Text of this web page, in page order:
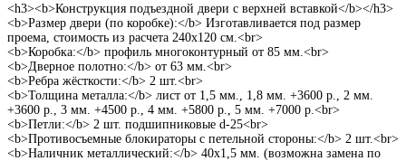
<h3><b>Конструкция подъездной двери с верхней вставкой</b></h3>
<b>Размер двери (по коробке):</b> Изготавливается под размер
проема, стоимость из расчета 240х120 см.<br>
<b>Коробка:</b> профиль многоконтурный от 85 мм.<br>
<b>Дверное полотно:</b> от 63 мм.<br>
<b>Ребра жёсткости:</b> 2 шт.<br>
<b>Толщина металла:</b> лист от 1,5 мм., 1,8 мм. +3600 р., 2 мм.
+3600 р., 3 мм. +4500 р., 4 мм. +5800 р., 5 мм. +7000 р.<br>
<b>Петли:</b> 2 шт. подшипниковые d-25<br>
<b>Противосъемные блокираторы с петельной стороны:</b> 2 шт.<br>
<b>Наличник металлический:</b> 40х1,5 мм. (возможна замена по